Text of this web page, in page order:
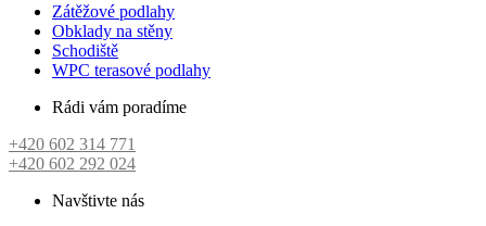
Zátěžové podlahy
Obklady na stěny
Schodiště
WPC terasové podlahy
Rádi vám poradíme
+420 602 314 771
+420 602 292 024
Navštivte nás